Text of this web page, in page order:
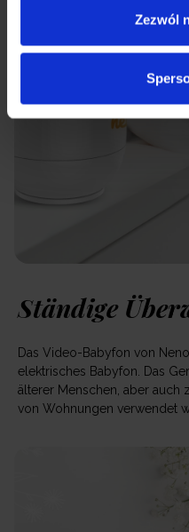
Zezwól
Ständige
Das Video-Babyfon von
elektrisches Babyfon. Das
älterer Menschen, aber auch
von Wohnungen verwendet